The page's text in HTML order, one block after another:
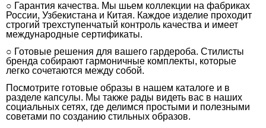
Регистрация Авторизация
○ Гарантия качества. Мы шьем коллекции на фабриках
России, Узбекистана и Китая. Каждое изделие проходит
строгий трехступенчатый контроль качества и имеет
международные сертификаты.
○ Готовые решения для вашего гардероба. Стилисты
бренда собирают гармоничные комплекты, которые
легко сочетаются между собой.
Посмотрите готовые образы в нашем каталоге и в
разделе капсулы. Мы также рады видеть вас в наших
социальных сетях, где делимся простыми и полезными
советами по созданию стильных образов.